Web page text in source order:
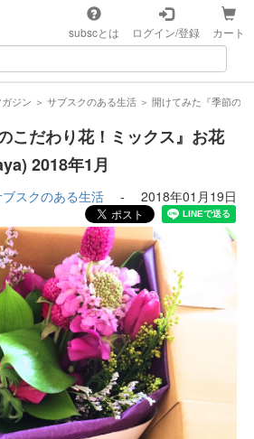
subscとは ログイン/登録 カート
ジン ＞ サブスクのある生活 ＞ 開けてみた『季節の
こだわり花！ミックス』お花
2018年1月
スクのある生活 - 2018年01月19日